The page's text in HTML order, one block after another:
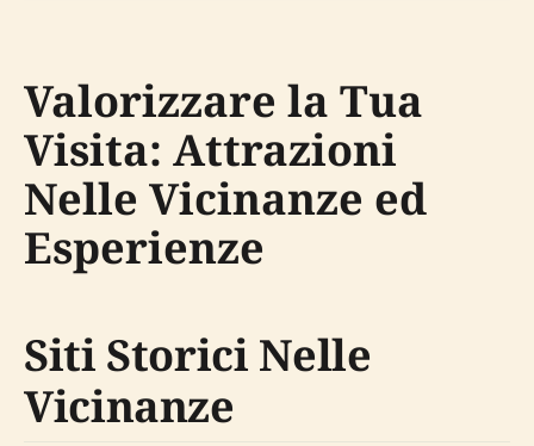
Valorizzare la Tua
Visita: Attrazioni
Nelle Vicinanze ed
Esperienze
Siti Storici Nelle
Vicinanze